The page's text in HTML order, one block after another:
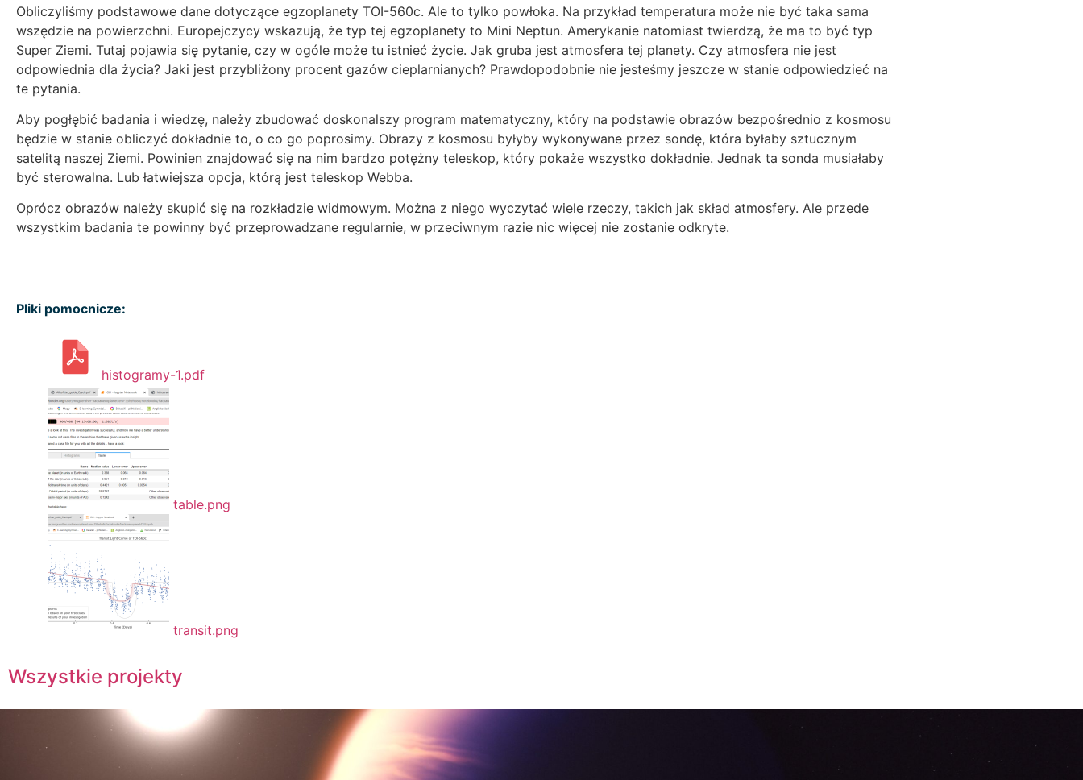
Obliczyliśmy podstawowe dane dotyczące egzoplanety TOI-560c. Ale to tylko powłoka. Na przykład temperatura może nie być taka sama
wszędzie na powierzchni. Europejczycy wskazują, że typ tej egzoplanety to Mini Neptun. Amerykanie natomiast twierdzą, że ma to być typ
Super Ziemi. Tutaj pojawia się pytanie, czy w ogóle może tu istnieć życie. Jak gruba jest atmosfera tej planety. Czy atmosfera nie jest
odpowiednia dla życia? Jaki jest przybliżony procent gazów cieplarnianych? Prawdopodobnie nie jesteśmy jeszcze w stanie odpowiedzieć na
te pytania.
Aby pogłębić badania i wiedzę, należy zbudować doskonalszy program matematyczny, który na podstawie obrazów bezpośrednio z kosmosu
będzie w stanie obliczyć dokładnie to, o co go poprosimy. Obrazy z kosmosu byłyby wykonywane przez sondę, która byłaby sztucznym
satelitą naszej Ziemi. Powinien znajdować się na nim bardzo potężny teleskop, który pokaże wszystko dokładnie. Jednak ta sonda musiałaby
być sterowalna. Lub łatwiejsza opcja, którą jest teleskop Webba.
Oprócz obrazów należy skupić się na rozkładzie widmowym. Można z niego wyczytać wiele rzeczy, takich jak skład atmosfery. Ale przede
wszystkim badania te powinny być przeprowadzane regularnie, w przeciwnym razie nic więcej nie zostanie odkryte.
Pliki pomocnicze:
histogramy-1.pdf
table.png
transit.png
Wszystkie projekty